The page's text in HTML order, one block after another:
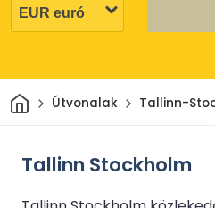
Otthon
Útvonalak Tallinn-
Tallinn Stockholm